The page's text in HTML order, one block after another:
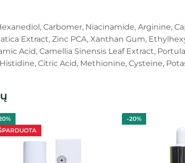
Carbomer, Niacinamide, Arginine,
Extract, Zinc PCA, Xanthan Gum,
Acid, Camellia Sinensis Leaf Extract,
Citric Acid, Methionine, Cysteine,
-20%